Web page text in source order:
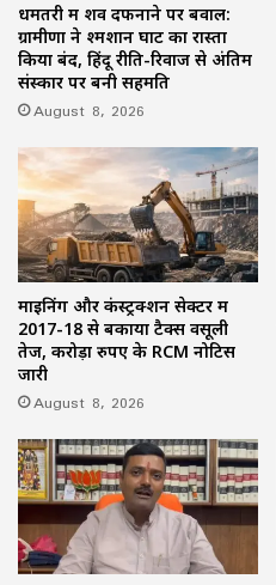
धमतरी में शव दफनाने पर बवाल:
ग्रामीणों ने श्मशान घाट का रास्ता
किया बंद, हिंदू रीति-रिवाज से अंतिम
संस्कार पर बनी सहमति
August 8, 2026
माइनिंग और कंस्ट्रक्शन सेक्टर में
2017-18 से बकाया टैक्स वसूली
तेज, करोड़ों रुपए के RCM नोटिस
जारी
August 8, 2026